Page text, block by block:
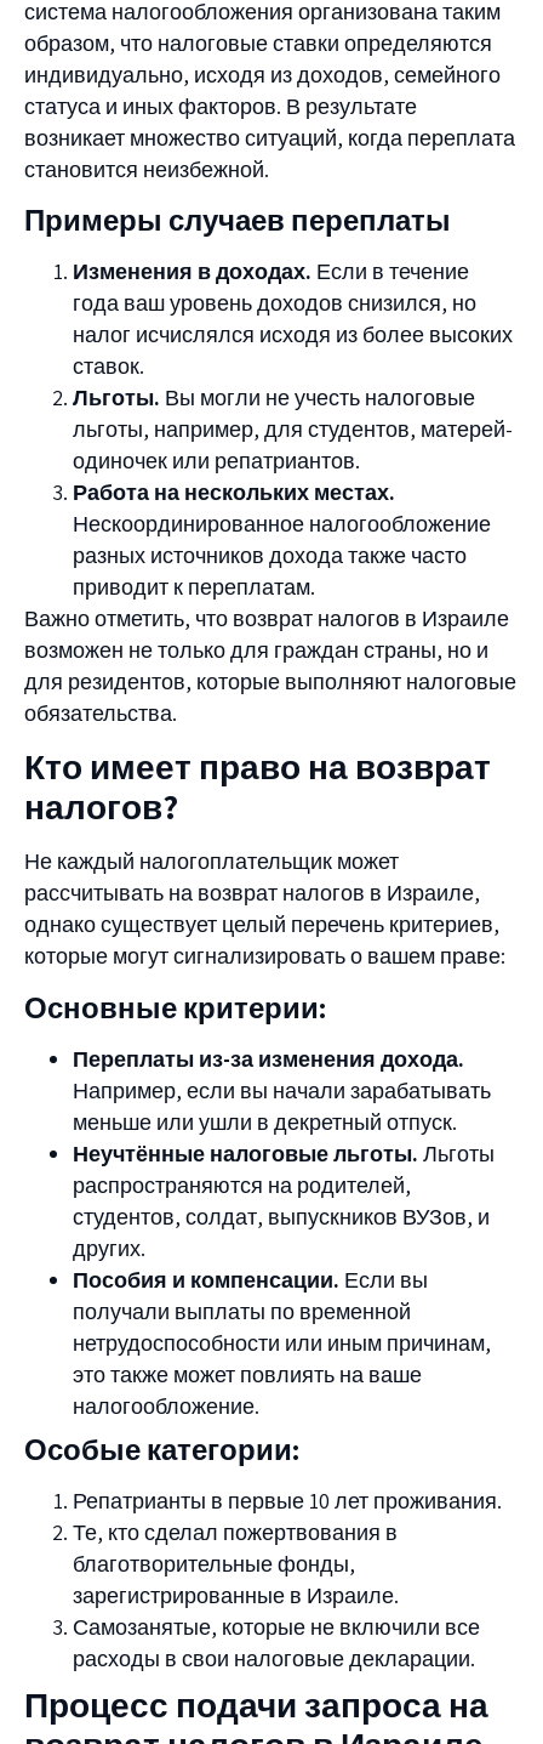
система налогообложения организована таким
образом, что налоговые ставки определяются
индивидуально, исходя из доходов, семейного
статуса и иных факторов. В результате
возникает множество ситуаций, когда переплата
становится неизбежной.
Примеры случаев переплаты
Изменения в доходах. Если в течение
года ваш уровень доходов снизился, но
налог исчислялся исходя из более высоких
ставок.
Льготы. Вы могли не учесть налоговые
льготы, например, для студентов, матерей-
одиночек или репатриантов.
Работа на нескольких местах.
Нескоординированное налогообложение
разных источников дохода также часто
приводит к переплатам.
Важно отметить, что возврат налогов в Израиле
возможен не только для граждан страны, но и
для резидентов, которые выполняют налоговые
обязательства.
Кто имеет право на возврат
налогов?
Не каждый налогоплательщик может
рассчитывать на возврат налогов в Израиле,
однако существует целый перечень критериев,
которые могут сигнализировать о вашем праве:
Основные критерии:
Переплаты из-за изменения дохода.
Например, если вы начали зарабатывать
меньше или ушли в декретный отпуск.
Неучтённые налоговые льготы. Льготы
распространяются на родителей,
студентов, солдат, выпускников ВУЗов, и
других.
Пособия и компенсации. Если вы
получали выплаты по временной
нетрудоспособности или иным причинам,
это также может повлиять на ваше
налогообложение.
Особые категории:
Репатрианты в первые 10 лет проживания.
Те, кто сделал пожертвования в
благотворительные фонды,
зарегистрированные в Израиле.
Самозанятые, которые не включили все
расходы в свои налоговые декларации.
Процесс подачи запроса на